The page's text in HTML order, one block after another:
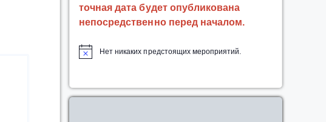
точная дата будет опубликована
непосредственно перед началом.
Нет никаких предстоящих мероприятий.